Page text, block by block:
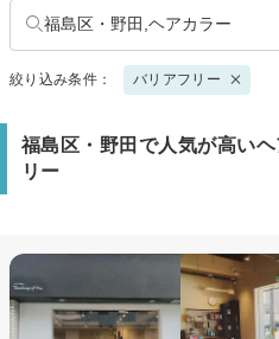
福島区・野田,ヘアカラー
絞り込み条件： バリアフリー
福島区・野田で人気が高い
リー